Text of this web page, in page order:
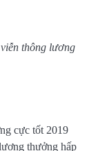
thông lương
cực tốt 2019
thưởng hấp